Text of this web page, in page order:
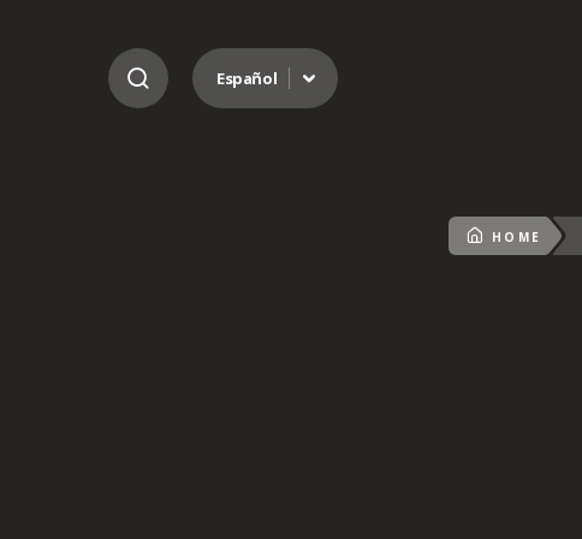
Ir al contenido
Español
HOME